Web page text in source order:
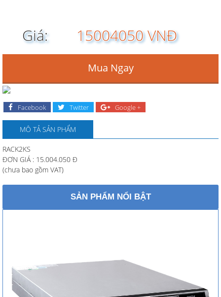
Giá: 15004050 VNĐ
Mua Ngay
Facebook Twitter Google +
MÔ TẢ SẢN PHẨM
RACK2KS
ĐƠN GIÁ : 15.004.050 Đ
(chưa bao gồm VAT)
SẢN PHẨM NỔI BẬT